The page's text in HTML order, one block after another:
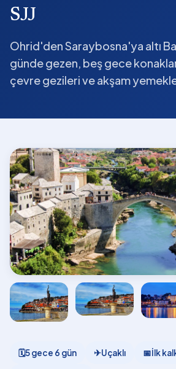
SJJ
Ohrid'den Saraybosna'ya altı
günde gezen, beş gece
çevre gezileri ve akşam
🗓5 gece 6 gün ✈Uçaklı 📅İlk